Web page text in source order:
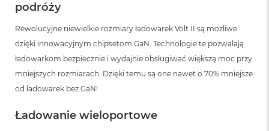
podróży
Rewolucyjne niewielkie rozmiary ładowarek Volt II są możliwe
dzięki innowacyjnym chipsetom GaN. Technologie te pozwalają
ładowarkom bezpiecznie i wydajnie obsługiwać większą moc przy
mniejszych rozmiarach. Dzięki temu są one nawet o 70% mniejsze
od ładowarek bez GaN!
Ładowanie wieloportowe